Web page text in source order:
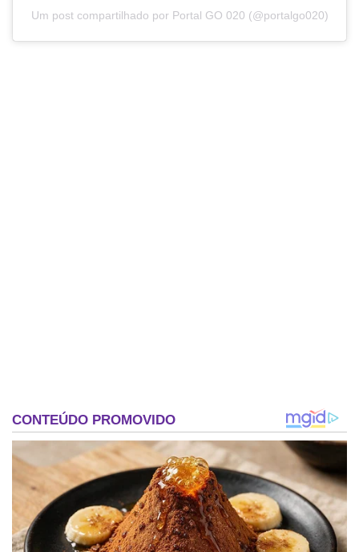
Um post compartilhado por Portal GO 020 (@portalgo020)